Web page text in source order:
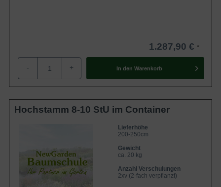
1.287,90 €
- + In den Warenkorb
Hochstamm 8-10 StU im Container
Lieferhöhe
200-250cm
Gewicht
ca. 20 kg
Anzahl Verschulungen
2xv (2-fach verpflanzt)